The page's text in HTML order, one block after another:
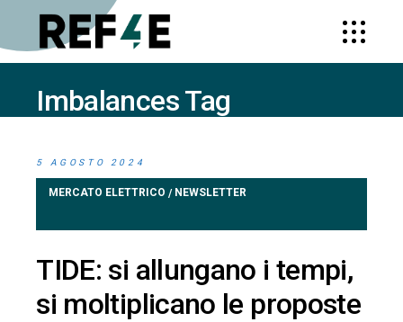
Imbalances Tag
5 AGOSTO 2024
MERCATO ELETTRICO / NEWSLETTER
TIDE: si allungano i tempi,
si moltiplicano le proposte